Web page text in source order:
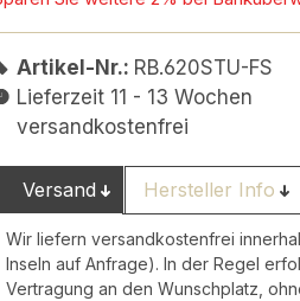
Artikel-Nr.: RB.620STU-FS
Lieferzeit 11 - 13 Wochen
versandkostenfrei
Versand Hersteller Info
Wir liefern versandkostenfrei
Inseln auf Anfrage). In der Regel
Vertragung an den Wunschplatz,